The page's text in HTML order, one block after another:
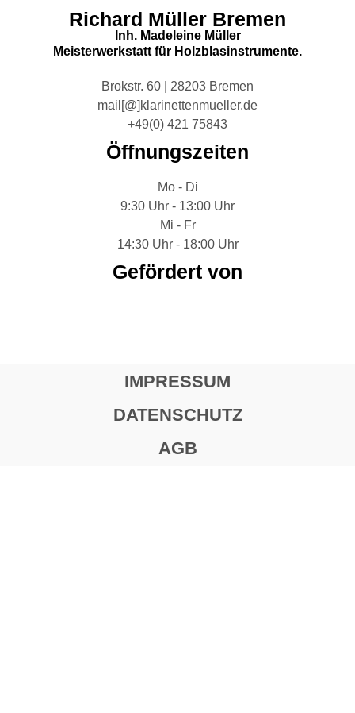
Richard Müller Bremen
Inh. Madeleine Müller
Meisterwerkstatt für Holzblasinstrumente.
Brokstr. 60 | 28203 Bremen
mail[@]klarinettenmueller.de
+49(0) 421 75843
Öffnungszeiten
Mo - Di
9:30 Uhr - 13:00 Uhr
Mi - Fr
14:30 Uhr - 18:00 Uhr
Gefördert von
IMPRESSUM
DATENSCHUTZ
AGB